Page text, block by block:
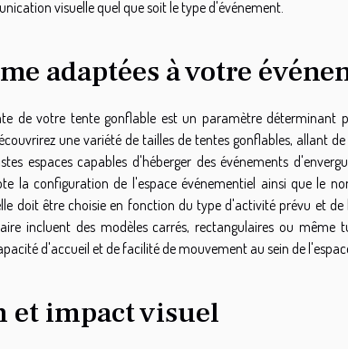
visuelle quel que soit le type d'événement.
adaptées à votre
de votre tente gonflable est un paramètre déterminant
une variété de tailles de tentes gonflables, allant
espaces capables d'héberger des événements
la configuration de l'espace événementiel ainsi que le
doit être choisie en fonction du type d'activité prévu et
incluent des modèles carrés, rectangulaires ou même
d'accueil et de facilité de mouvement au sein de
et impact visuel